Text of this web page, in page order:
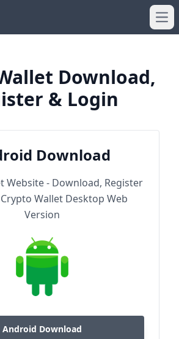
Download,
& Login
Download
Website - Download, Register
Wallet Desktop Web
Version
Android Download